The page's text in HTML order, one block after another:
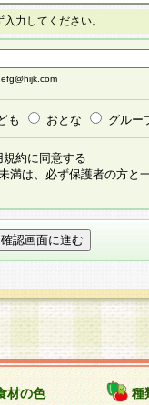
す。）上に本サー
調査に回答する
析その他の利用を
は、それぞれの目
行うこともあり、
スの依頼をすると
得ることなく、当
に制定、変更ま
規約等は、本規約
諸規定については
す。
よる会員登録手続
完了した時点で会
て適用されるもの
力してください。
も おとな グルー
規約に同意する
満は、必ず保護者の方と
材の色 種